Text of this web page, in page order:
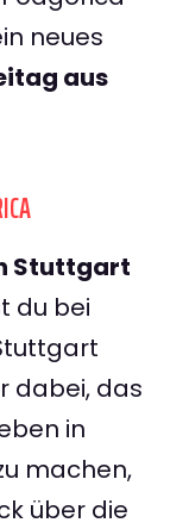
neues
aus
Stuttgart
du bei
dabei, das
in
machen,
über die